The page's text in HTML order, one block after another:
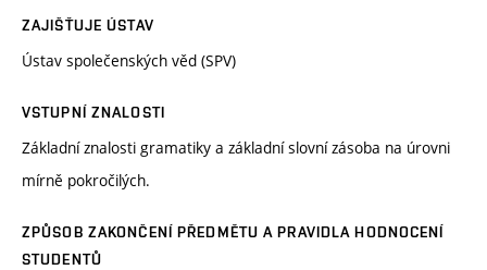
ZAJIŠŤUJE ÚSTAV
Ústav společenských věd (SPV)
VSTUPNÍ ZNALOSTI
Základní znalosti gramatiky a základní slovní zásoba na úrovni
mírně pokročilých.
ZPŮSOB ZAKONČENÍ PŘEDMĚTU A PRAVIDLA HODNOCENÍ
STUDENTŮ